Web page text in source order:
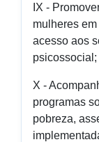
IX -
mulheres
acesso aos
psicossocial;
X -
programas
pobreza,